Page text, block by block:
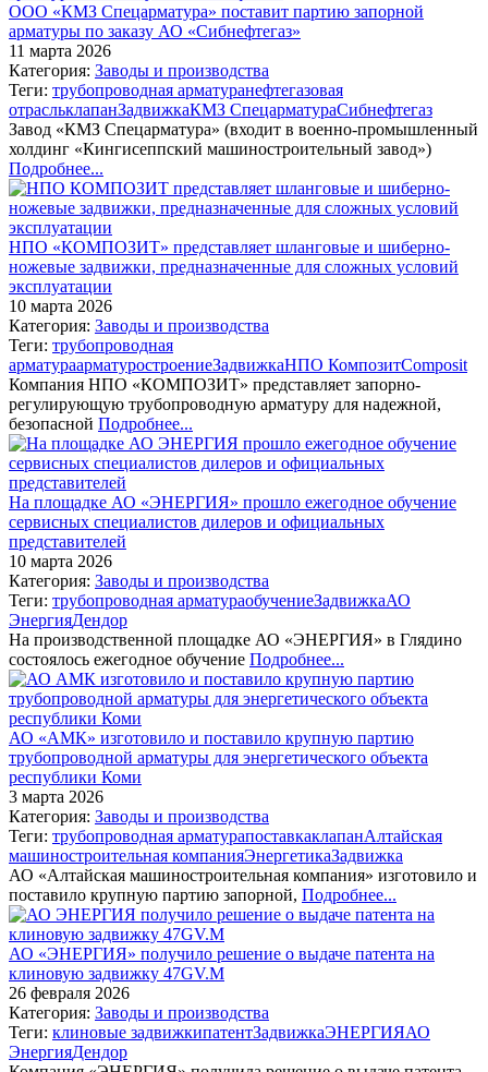
ООО «КМЗ Спецарматура» поставит партию запорной
арматуры по заказу АО «Сибнефтегаз»
11 марта 2026
Категория: Заводы и производства
Теги: трубопроводная арматуранефтегазовая
отрасльклапанЗадвижкаКМЗ СпецарматураСибнефтегаз
Завод «КМЗ Спецарматура» (входит в военно-промышленный
холдинг «Кингисеппский машиностроительный завод»)
Подробнее...
НПО «КОМПОЗИТ» представляет шланговые и шиберно-
ножевые задвижки, предназначенные для сложных условий
эксплуатации
10 марта 2026
Категория: Заводы и производства
Теги: трубопроводная
арматураарматуростроениеЗадвижкаНПО КомпозитComposit
Компания НПО «КОМПОЗИТ» представляет запорно-
регулирующую трубопроводную арматуру для надежной,
безопасной Подробнее...
На площадке АО «ЭНЕРГИЯ» прошло ежегодное обучение
сервисных специалистов дилеров и официальных
представителей
10 марта 2026
Категория: Заводы и производства
Теги: трубопроводная арматураобучениеЗадвижкаАО
ЭнергияДендор
На производственной площадке АО «ЭНЕРГИЯ» в Глядино
состоялось ежегодное обучение Подробнее...
АО «АМК» изготовило и поставило крупную партию
трубопроводной арматуры для энергетического объекта
республики Коми
3 марта 2026
Категория: Заводы и производства
Теги: трубопроводная арматурапоставкаклапанАлтайская
машиностроительная компанияЭнергетикаЗадвижка
АО «Алтайская машиностроительная компания» изготовило и
поставило крупную партию запорной, Подробнее...
АО «ЭНЕРГИЯ» получило решение о выдаче патента на
клиновую задвижку 47GV.M
26 февраля 2026
Категория: Заводы и производства
Теги: клиновые задвижкипатентЗадвижкаЭНЕРГИЯАО
ЭнергияДендор